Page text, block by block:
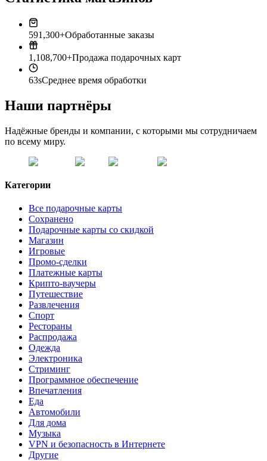
591,300+Обработанные заказы
1,108,700+Продажа подарочных карт
63sСреднее время обработки
Наши партнёры
Надёжные бренды и компании, с которыми мы сотрудничаем
по всему миру.
Категории
Все подарочные карты
Сохранено
Подарочные карты со скидкой
Магазин
Игровые
Промо-сделки
Платежные карты
Крипто-ваучеры
Путешествие
Развлечения
Спорт
Рестораны
Распродажа
Одежда
Электроника
Стриминг
Программное обеспечение
Впечатления
Еда
Автомобили
Для дома
Музыка
VPN и безопасность в Интернете
Другие